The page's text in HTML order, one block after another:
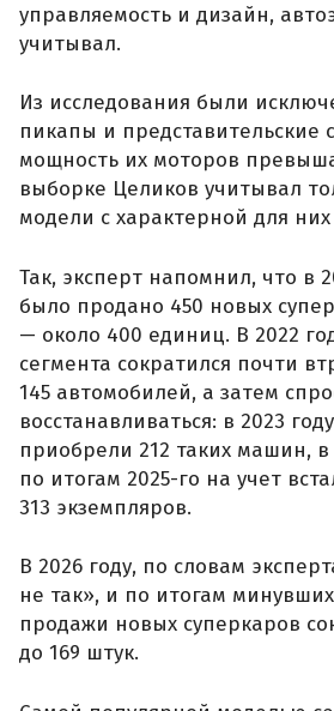
управляемость и дизайн,
учитывал.
Из исследования были
пикапы и представительские
мощность их моторов
выборке Целиков учитывал
модели с характерной для
Так, эксперт напомнил, что в
было продано 450 новых
— около 400 единиц. В 2022
сегмента сократился почти
145 автомобилей, а затем
восстанавливаться: в 2023
приобрели 212 таких машин,
по итогам 2025-го на учет
313 экземпляров.
В 2026 году, по словам
не так», и по итогам
продажи новых суперкаров
до 169 штук.